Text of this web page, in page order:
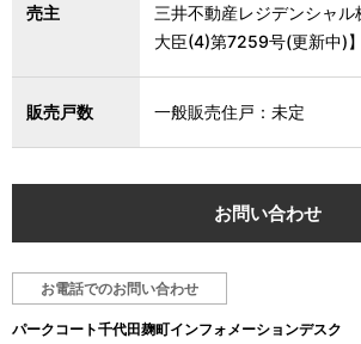
売主
三井不動産レジデンシャル
大臣(4)第7259号(更新中)】
販売戸数 一般販売住戸：未定
お問い合わせ
お電話でのお問い合わせ
パークコート千代田麹町インフォメーションデスク